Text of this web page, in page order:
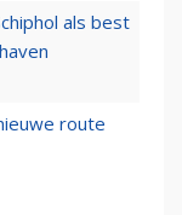
als best
route